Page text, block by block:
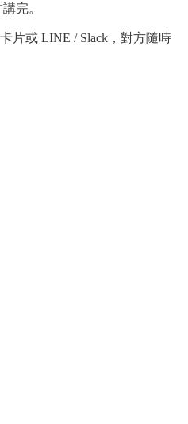
完。
片或 LINE / Slack，對方隨時